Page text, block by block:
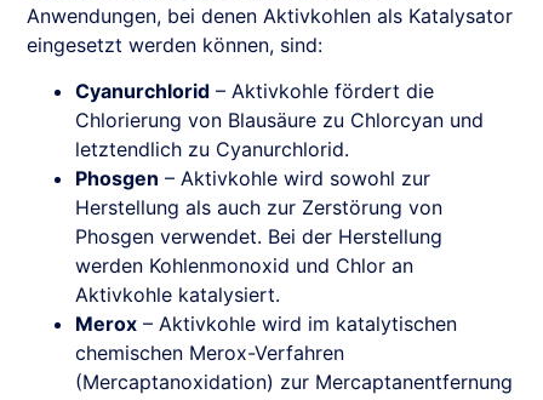
Anwendungen, bei denen Aktivkohlen als Katalysator
eingesetzt werden können, sind:
Cyanurchlorid – Aktivkohle fördert die
Chlorierung von Blausäure zu Chlorcyan und
letztendlich zu Cyanurchlorid.
Phosgen – Aktivkohle wird sowohl zur
Herstellung als auch zur Zerstörung von
Phosgen verwendet. Bei der Herstellung
werden Kohlenmonoxid und Chlor an
Aktivkohle katalysiert.
Merox – Aktivkohle wird im katalytischen
chemischen Merox-Verfahren
(Mercaptanoxidation) zur Mercaptanentfernung